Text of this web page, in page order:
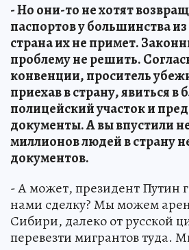
- Но они-то не хотят
паспортов у большинства
страна их не примет.
проблему не решить.
конвенции, проситель
приехав в страну, явиться
полицейский участок и
документы. А вы впустили
миллионов людей в страну
документов.
- А может, президент Путин
нами сделку? Мы можем
Сибири, далеко от русской
перевезти мигрантов туда.